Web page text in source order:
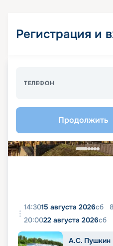
Регистрация и
ТЕЛЕФОН
Продолжить
Популярные
14:3015 августа 2026сб 8
20:0022 августа 2026сб
А.С. Пушкин